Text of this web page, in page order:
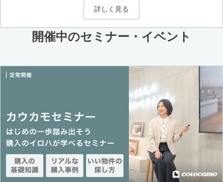
詳しく見る
開催中のセミナー・イベント